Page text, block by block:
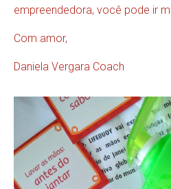
empreendedora, você pode ir
Com amor,
Daniela Vergara Coach